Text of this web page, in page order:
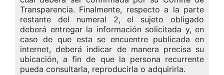
Transparencia. Finalmente, respecto a la parte
restante del numeral 2, el sujeto obligado
deberá entregar la información solicitada y, en
caso de que esta se encuentre publicada en
internet, deberá indicar de manera precisa su
ubicación, a fin de que la persona recurrente
pueda consultarla, reproducirla o adquirirla.